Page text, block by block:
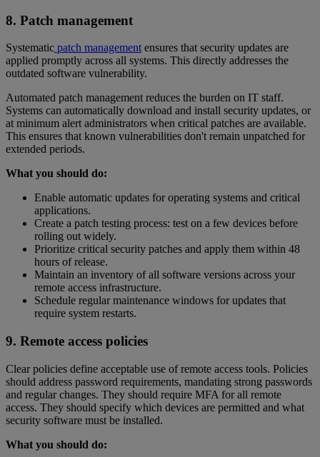
8. Patch management
Systematic patch managementensures that security updates are
applied promptly across all systems. This directly addresses the
outdated software vulnerability.
Automated patch management reduces the burden on IT staff.
Systems can automatically download and install security updates, or
at minimum alert administrators when critical patches are available.
This ensures that known vulnerabilities don't remain unpatched for
extended periods.
What you should do:
Enable automatic updates for operating systems and critical
applications.
Create a patch testing process: test on a few devices before
rolling out widely.
Prioritize critical security patches and apply them within 48
hours of release.
Maintain an inventory of all software versions across your
remote access infrastructure.
Schedule regular maintenance windows for updates that
require system restarts.
9. Remote access policies
Clear policies define acceptable use of remote access tools. Policies
should address password requirements, mandating strong passwords
and regular changes. They should require MFA for all remote
access. They should specify which devices are permitted and what
security software must be installed.
What you should do: